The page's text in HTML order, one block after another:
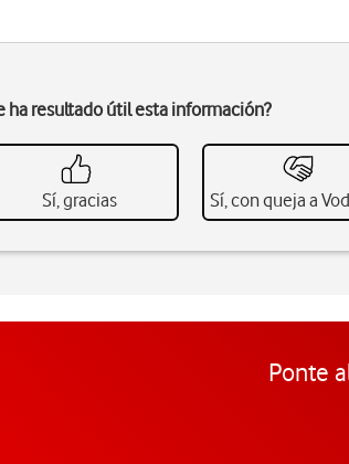
ha resultado útil esta información?
Sí, gracias Sí, con queja a
Ponte